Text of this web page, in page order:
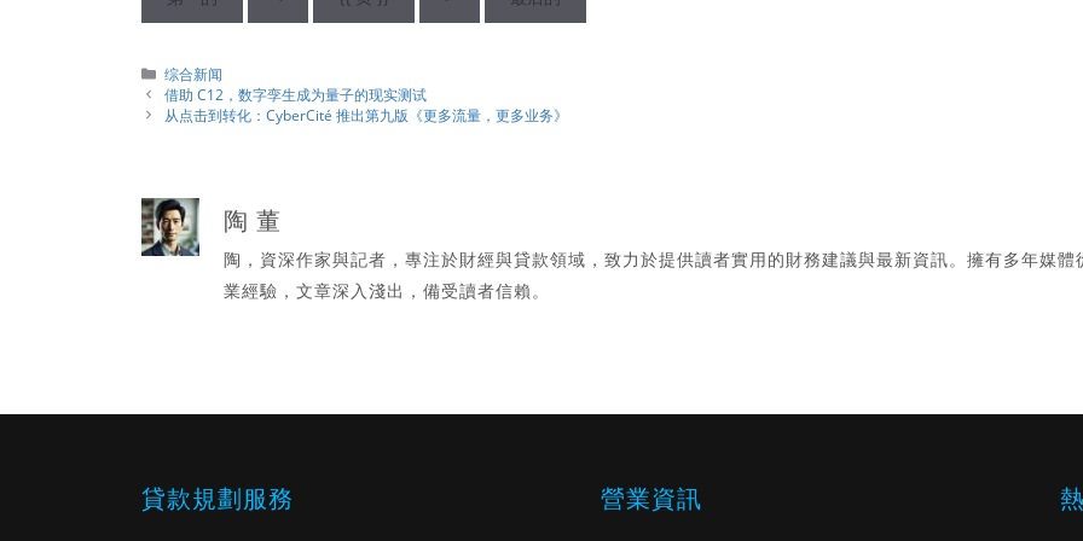
分
類
综合新闻
借助 C12，数字孪生成为量子的现实测试
从点击到转化：Cyber​​Cité 推出第九版《更多流量，更多业务》
陶 董
陶，資深作家與記者，專注於財經與貸款領域，致力於提供讀者實用的財務建議與最新資訊。擁有多年媒體
業經驗，文章深入淺出，備受讀者信賴。
貸款規劃服務 營業資訊